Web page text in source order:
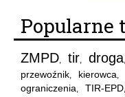
Popularne
ZMPD, tir, droga,
przewoźnik, kierowca,
ograniczenia, TIR-EPD,